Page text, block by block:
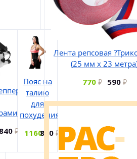
Пояс на
талию
для
похудения
1160890
Лента репсовая
(25 мм х 23
770
590